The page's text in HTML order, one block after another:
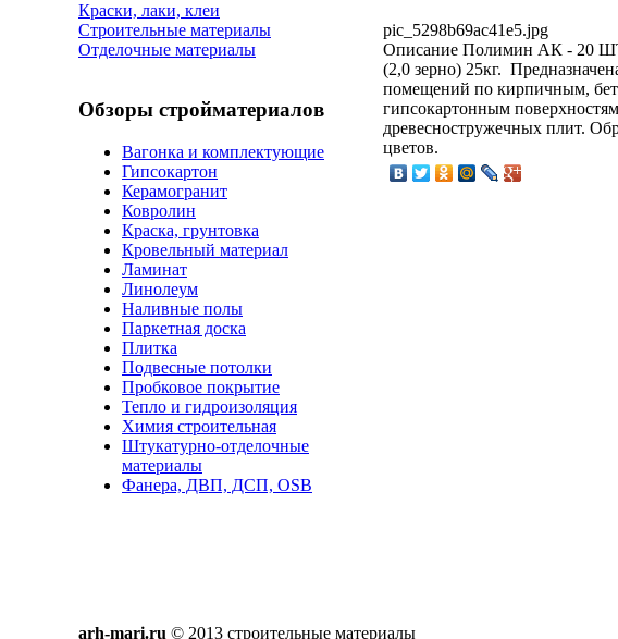
Краски, лаки, клеи
Строительные материалы
Отделочные материалы
Обзоры стройматериалов
Вагонка и комплектующие
Гипсокартон
Керамогранит
Ковролин
Краска, грунтовка
Кровельный материал
Ламинат
Линолеум
Наливные полы
Паркетная доска
Плитка
Подвесные потолки
Пробковое покрытие
Тепло и гидроизоляция
Химия строительная
Штукатурно-отделочные
материалы
Фанера, ДВП, ДСП, OSB
pic_5298b69ac41e5.jpg
Описание Полимин АК - 20
(2,0 зерно) 25кг.
помещений по кирпичным,
гипсокартонным
древесностружечных плит.
цветов.
arh-mari.ru © 2013 строительные материалы